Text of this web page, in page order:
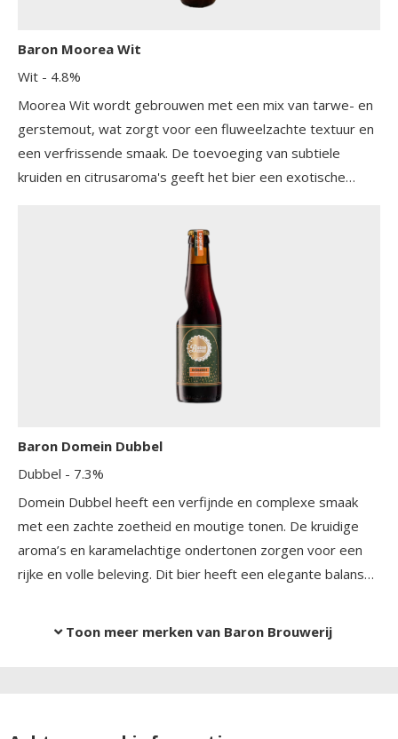
Baron Moorea Wit
Wit - 4.8%
Moorea Wit wordt gebrouwen met een mix van tarwe- en
gerstemout, wat zorgt voor een fluweelzachte textuur en
een verfrissende smaak. De toevoeging van subtiele
kruiden en citrusaroma's geeft het bier een exotische
Baron Domein Dubbel
Dubbel - 7.3%
Domein Dubbel heeft een verfijnde en complexe smaak
met een zachte zoetheid en moutige tonen. De kruidige
aroma’s en karamelachtige ondertonen zorgen voor een
rijke en volle beleving. Dit bier heeft een elegante balans
Toon meer merken van Baron Brouwerij